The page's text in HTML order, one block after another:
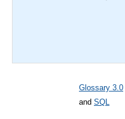
Glossary 3.0
and SQL